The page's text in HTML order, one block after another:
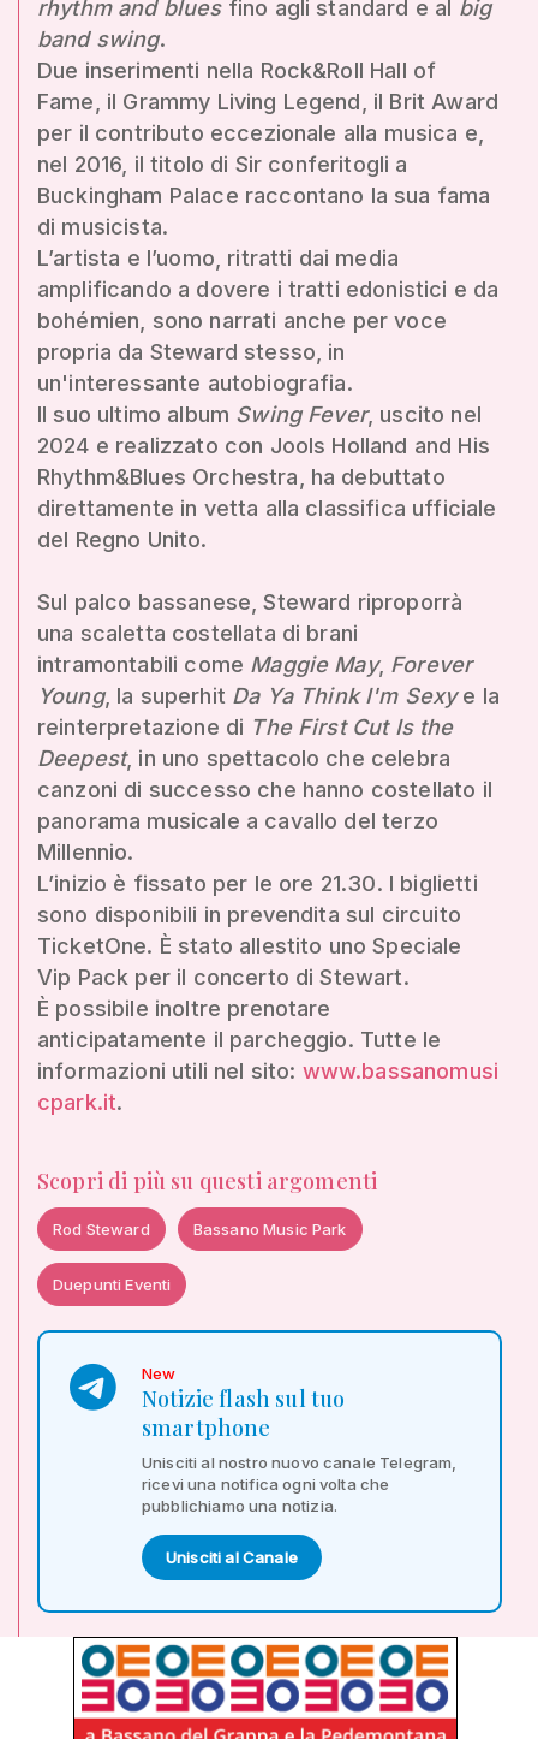
rhythm and bluesfino agli standard e al big
band swing.
Due inserimenti nella Rock&Roll Hall of
Fame, il Grammy Living Legend, il Brit Award
per il contributo eccezionale alla musica e,
nel 2016, il titolo di Sir conferitogli a
Buckingham Palace raccontano la sua fama
di musicista.
L’artista e l’uomo, ritratti dai media
amplificando a dovere i tratti edonistici e da
bohémien, sono narrati anche per voce
propria da Steward stesso, in
un'interessante autobiografia.
Il suo ultimo album Swing Fever, uscito nel
2024 e realizzato con Jools Holland and His
Rhythm&Blues Orchestra, ha debuttato
direttamente in vetta alla classifica ufficiale
del Regno Unito.
Sul palco bassanese, Steward riproporrà
una scaletta costellata di brani
intramontabili come Maggie May, Forever
Young, la superhit Da Ya Think I'm Sexye la
reinterpretazione di The First Cut Is the
Deepest, in uno spettacolo che celebra
canzoni di successo che hanno costellato il
panorama musicale a cavallo del terzo
Millennio.
L’inizio è fissato per le ore 21.30. I biglietti
sono disponibili in prevendita sul circuito
TicketOne. È stato allestito uno Speciale
Vip Pack per il concerto di Stewart.
È possibile inoltre prenotare
anticipatamente il parcheggio. Tutte le
informazioni utili nel sito: www.bassanomusi
cpark.it.
Scopri di più su questi argomenti
Rod Steward Bassano Music Park
Duepunti Eventi
New
Notizie flash sul tuo
smartphone
Unisciti al nostro nuovo canale Telegram,
ricevi una notifica ogni volta che
pubblichiamo una notizia.
Unisciti al Canale